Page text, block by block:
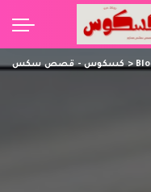
كسكوس - قصص سكس>